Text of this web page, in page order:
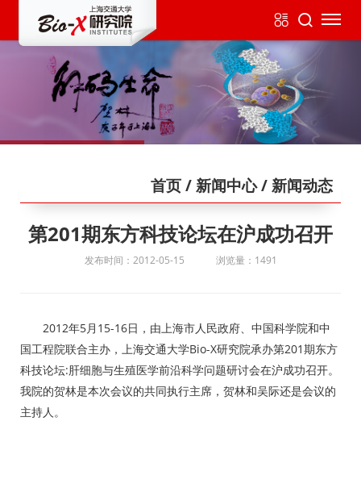
首页/ 新闻中心/ 新闻动态
第201期东方科技论坛在沪成功召开
发布时间：2012-05-15 浏览量：1491
2012年5月15-16日，由上海市人民政府、中国科学院和中
国工程院联合主办，上海交通大学Bio-X研究院承办第201期东方
科技论坛:肝细胞与生殖医学前沿科学问题研讨会在沪成功召开。
我院的贺林是本次会议的共同执行主席，贺林和吴际还是会议的
主持人。